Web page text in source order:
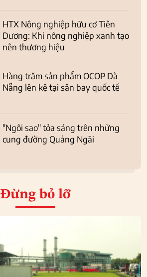
HTX Nông nghiệp hữu cơ Tiên
Dương: Khi nông nghiệp xanh tạo
nên thương hiệu
Hàng trăm sản phẩm OCOP Đà
Nẵng lên kệ tại sân bay quốc tế
"Ngôi sao" tỏa sáng trên những
cung đường Quảng Ngãi
Đừng bỏ lỡ